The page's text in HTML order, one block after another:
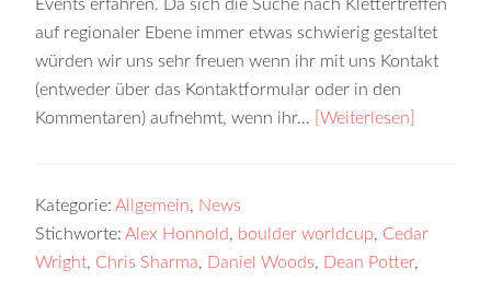
Events erfahren. Da sich die Suche nach Klettertreffen
auf regionaler Ebene immer etwas schwierig gestaltet
würden wir uns sehr freuen wenn ihr mit uns Kontakt
(entweder über das Kontaktformular oder in den
Kommentaren) aufnehmt, wenn ihr…
[Weiterlesen]
Kategorie:Allgemein, News
Stichworte:Alex Honnold, boulder worldcup, Cedar
Wright, Chris Sharma, Daniel Woods, Dean Potter,